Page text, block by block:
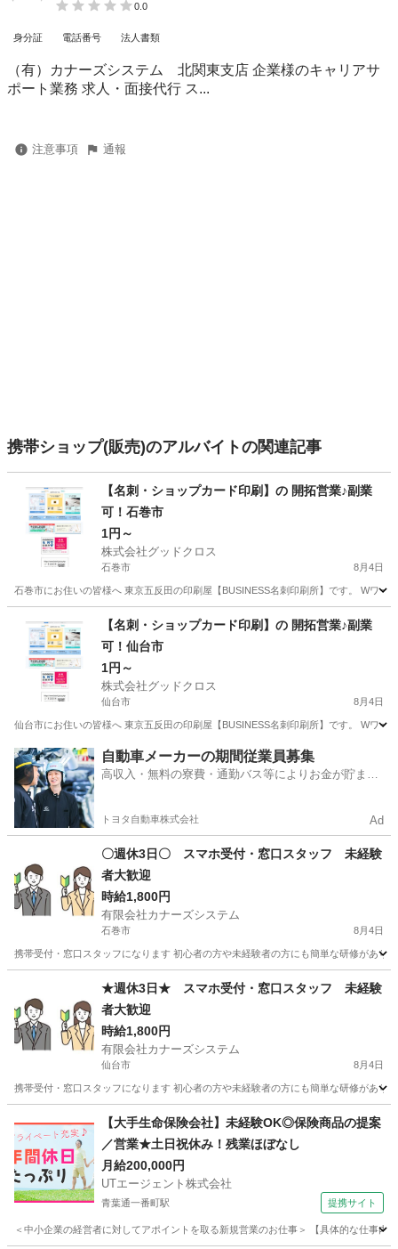
0.0
身分証 電話番号 法人書類
（有）カナーズシステム 北関東支店 企業様のキャリアサ
ポート業務 求人・面接代行 ス...
注意事項 通報
携帯ショップ(販売)のアルバイトの関連記事
【名刺・ショップカード印刷】の 開拓営業♪副業
可！石巻市
1円～
株式会社グッドクロス
石巻市 8月4日
石巻市にお住いの皆様へ 東京五反田の印刷屋【BUSINESS名刺印刷所】です。 Wワ
営業
【名刺・ショップカード印刷】の 開拓営業♪副業
可！仙台市
1円～
株式会社グッドクロス
仙台市 8月4日
仙台市にお住いの皆様へ 東京五反田の印刷屋【BUSINESS名刺印刷所】です。 Wワ
宮城 仙台市 営業 スタッフ
自動車メーカーの期間従業員募集
高収入・無料の寮費・通勤バス等によりお金が貯まり
トヨタ自動車株式会社 Ad
〇週休3日〇 スマホ受付・窓口スタッフ 未経験
者大歓迎
時給1,800円
有限会社カナーズシステム
石巻市 8月4日
携帯受付・窓口スタッフになります 初心者の方や未経験者の方にも簡単な研修があ
携帯ショップ スタッフ
★週休3日★ スマホ受付・窓口スタッフ 未経験
者大歓迎
時給1,800円
有限会社カナーズシステム
仙台市 8月4日
携帯受付・窓口スタッフになります 初心者の方や未経験者の方にも簡単な研修があ
携帯ショップ スタッフ
【大手生命保険会社】未経験OK◎保険商品の提案
／営業★土日祝休み！残業ほぼなし
月給200,000円
UTエージェント株式会社
青葉通一番町駅 提携サイト
＜中小企業の経営者に対してアポイントを取る新規営業のお仕事＞ 【具体的な仕事